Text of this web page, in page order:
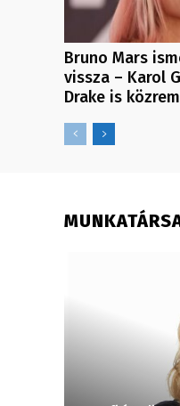
Bruno Mars
vissza – Karol
Drake is